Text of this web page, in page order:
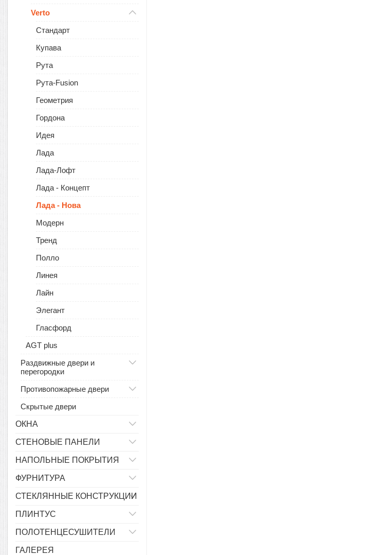
Verto
Стандарт
Купава
Рута
Рута-Fusion
Геометрия
Гордона
Идея
Лада
Лада-Лофт
Лада - Концепт
Лада - Нова
Модерн
Тренд
Полло
Линея
Лайн
Элегант
Гласфорд
AGT plus
Раздвижные двери и
перегородки
Противопожарные двери
Скрытые двери
ОКНА
СТЕНОВЫЕ ПАНЕЛИ
НАПОЛЬНЫЕ ПОКРЫТИЯ
ФУРНИТУРА
СТЕКЛЯННЫЕ КОНСТРУКЦИИ
ПЛИНТУС
ПОЛОТЕНЦЕСУШИТЕЛИ
ГАЛЕРЕЯ